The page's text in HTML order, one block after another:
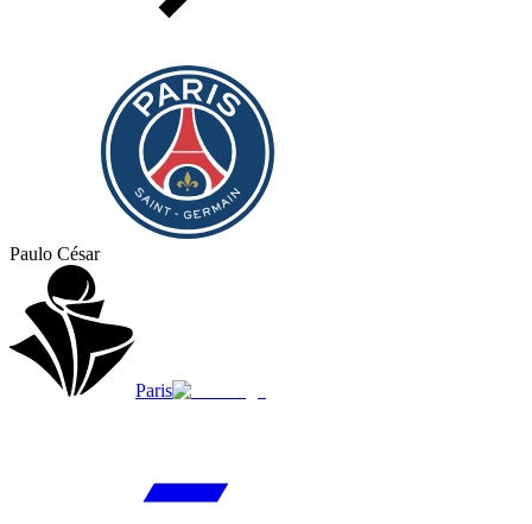
Paulo César
Paris